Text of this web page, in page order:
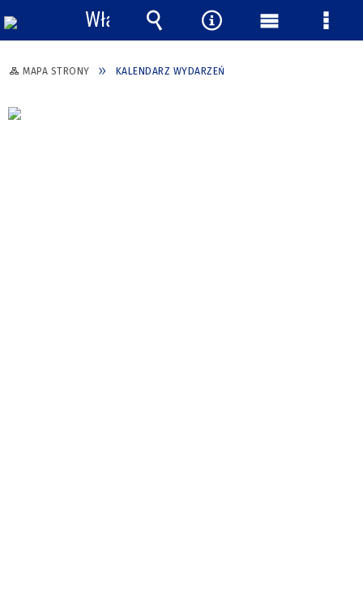
MAPA STRONY KALENDARZ WYDARZEŃ
Włącz
powiadomienia
Wyszukiwarka
Narzędzia
Menu Menu